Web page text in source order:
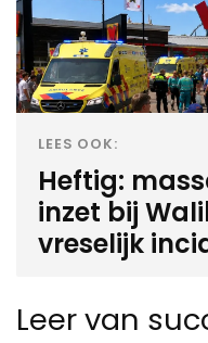
LEES OOK:
Heftig:
inzet bij
vreselijk
Leer van